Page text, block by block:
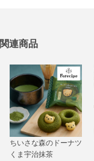
関連商品
ちいさな森のドーナツ
くま宇治抹茶